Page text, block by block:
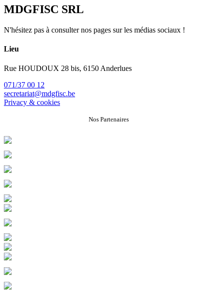
MDGFISC SRL
N'hésitez pas à consulter nos pages sur les médias sociaux !
Lieu
Rue HOUDOUX 28 bis, 6150 Anderlues
071/37 00 12
secretariat@mdgfisc.be
Privacy & cookies
Nos Partenaires